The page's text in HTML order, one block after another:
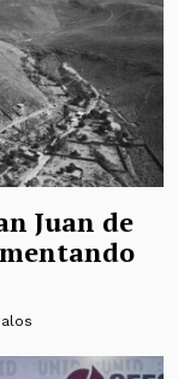
Juan de